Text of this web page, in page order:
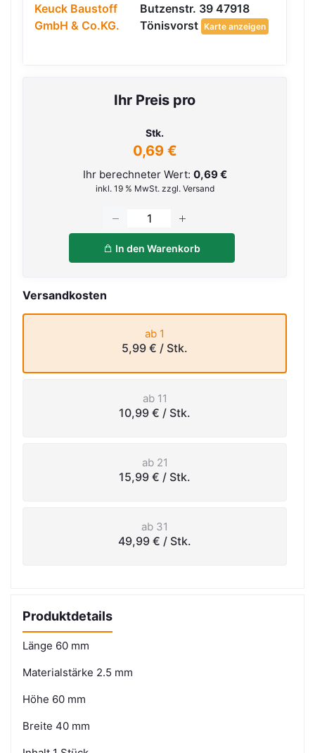
Keuck Baustoff
GmbH & Co.KG.
Butzenstr. 39 47918
Tönisvorst Karte anzeigen
Ihr Preis pro
Stk.
0,69 €
Ihr berechneter Wert: 0,69 €
inkl. 19 % MwSt. zzgl. Versand
In den Warenkorb
Versandkosten
ab 1
5,99 € / Stk.
ab 11
10,99 € / Stk.
ab 21
15,99 € / Stk.
ab 31
49,99 € / Stk.
Produktdetails
Länge 60 mm
Materialstärke 2.5 mm
Höhe 60 mm
Breite 40 mm